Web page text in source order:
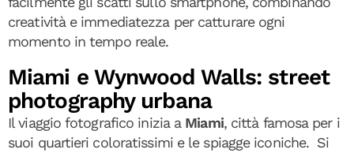
creatività e immediatezza per catturare ogni
momento in tempo reale.
Miami e Wynwood Walls: street
photography urbana
Il viaggio fotografico inizia a Miami, città famosa per i
suoi quartieri coloratissimi e le spiagge iconiche. Si